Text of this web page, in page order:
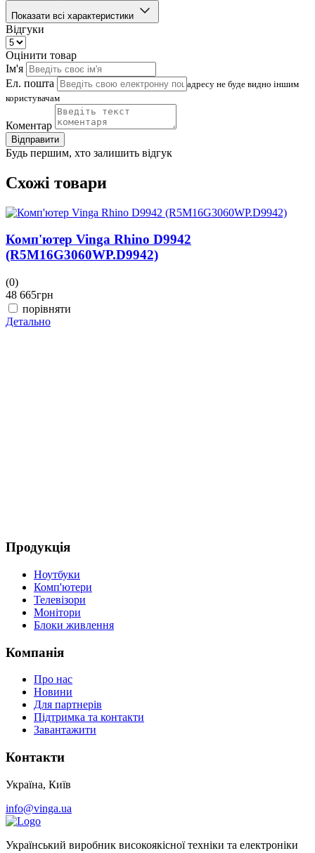
Показати всі характеристики
Відгуки
Оцінити товар
Ім'я
Ел. пошта
адресу не буде видно іншим
користувачам
Коментар
Відправити
Будь першим, хто залишить відгук
Схожі товари
Комп'ютер Vinga Rhino D9942
(R5M16G3060WP.D9942)
(0)
48 665грн
порівняти
Детально
Продукція
Ноутбуки
Комп'ютери
Телевізори
Монітори
Блоки живлення
Компанія
Про нас
Новини
Для партнерів
Підтримка та контакти
Завантажити
Контакти
Україна, Київ
info@vinga.ua
Український виробник високоякісної техніки та електроніки